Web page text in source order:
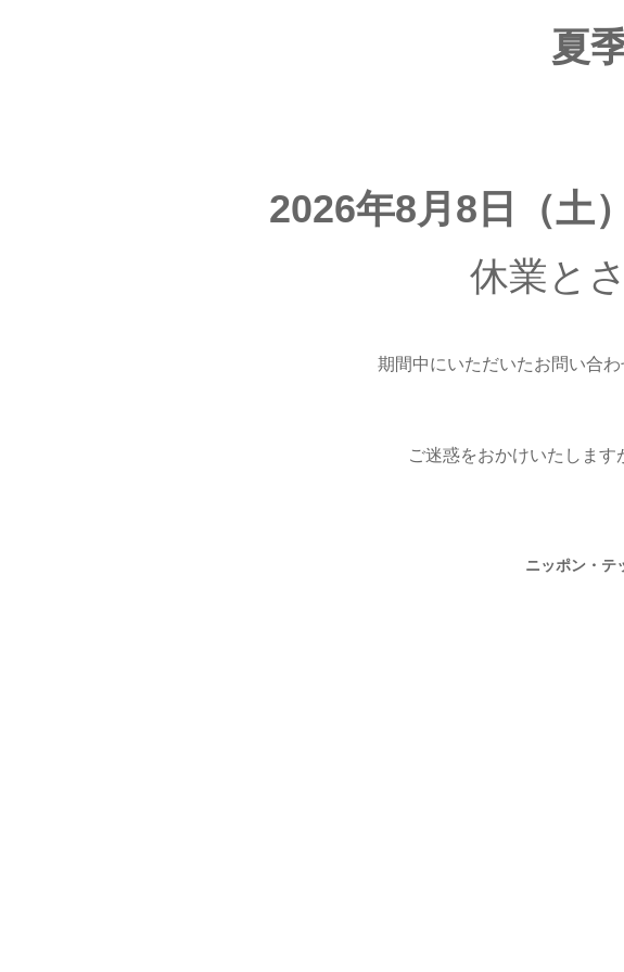
夏
2026年8月8日（土
休業と
期間中にいただいたお問い合わ
ご迷惑をおかけいたします
ニッポン・テ